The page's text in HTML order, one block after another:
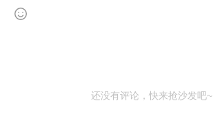
还没有评论，快来抢沙发吧~